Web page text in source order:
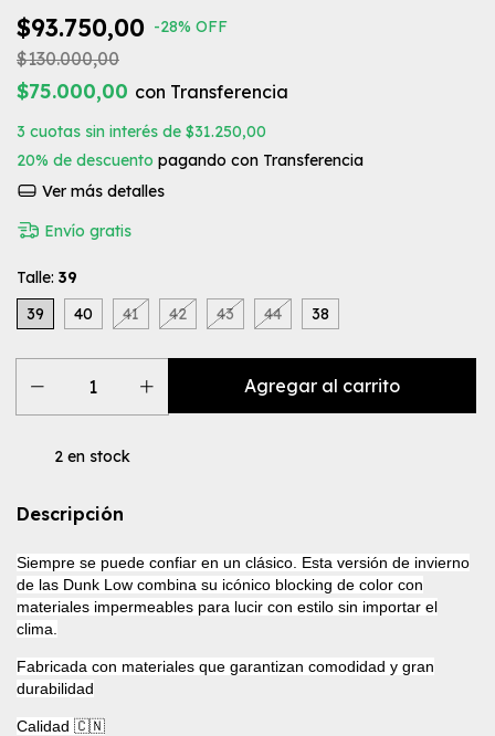
$93.750,00 -28% OFF
$130.000,00
$75.000,00 con Transferencia
3 cuotas sin interés de $31.250,00
20% de descuento pagando con Transferencia
Ver más detalles
Envío gratis
Talle: 39
39
40 41 42 43 44 38
2 en stock
Descripción
Siempre se puede confiar en un clásico. Esta versión de invierno
de las Dunk Low combina su icónico blocking de color con
materiales impermeables para lucir con estilo sin importar el
clima.
Fabricada con materiales que garantizan comodidad y gran
durabilidad
Calidad 🇨🇳